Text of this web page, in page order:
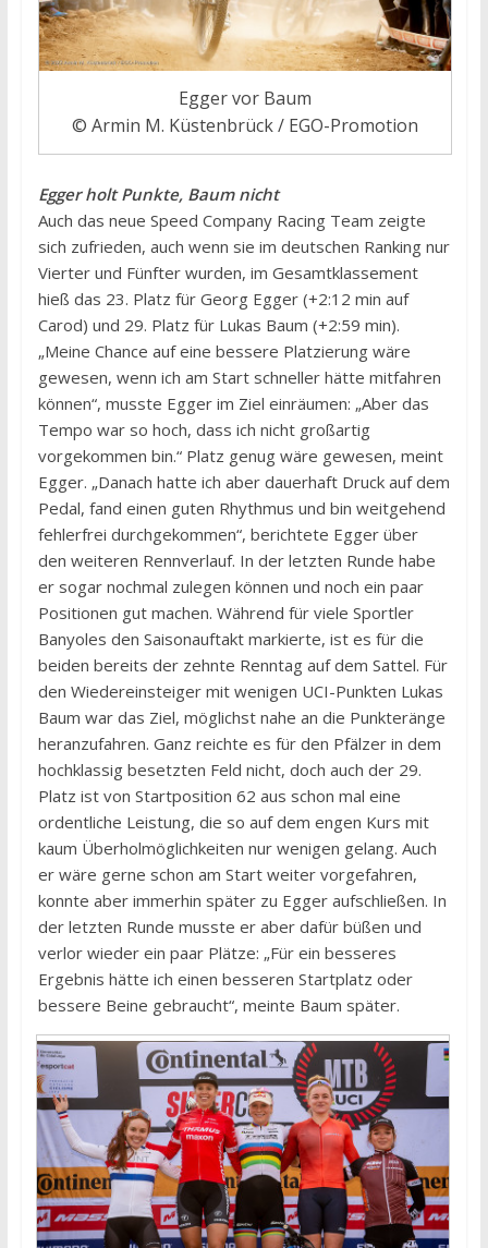
Egger vor Baum
© Armin M. Küstenbrück / EGO-Promotion
Egger holt Punkte, Baum nicht
Auch das neue Speed Company Racing Team zeigte
sich zufrieden, auch wenn sie im deutschen Ranking nur
Vierter und Fünfter wurden, im Gesamtklassement
hieß das 23. Platz für Georg Egger (+2:12 min auf
Carod) und 29. Platz für Lukas Baum (+2:59 min).
„Meine Chance auf eine bessere Platzierung wäre
gewesen, wenn ich am Start schneller hätte mitfahren
können“, musste Egger im Ziel einräumen: „Aber das
Tempo war so hoch, dass ich nicht großartig
vorgekommen bin.“ Platz genug wäre gewesen, meint
Egger. „Danach hatte ich aber dauerhaft Druck auf dem
Pedal, fand einen guten Rhythmus und bin weitgehend
fehlerfrei durchgekommen“, berichtete Egger über
den weiteren Rennverlauf. In der letzten Runde habe
er sogar nochmal zulegen können und noch ein paar
Positionen gut machen. Während für viele Sportler
Banyoles den Saisonauftakt markierte, ist es für die
beiden bereits der zehnte Renntag auf dem Sattel. Für
den Wiedereinsteiger mit wenigen UCI-Punkten Lukas
Baum war das Ziel, möglichst nahe an die Punkteränge
heranzufahren. Ganz reichte es für den Pfälzer in dem
hochklassig besetzten Feld nicht, doch auch der 29.
Platz ist von Startposition 62 aus schon mal eine
ordentliche Leistung, die so auf dem engen Kurs mit
kaum Überholmöglichkeiten nur wenigen gelang. Auch
er wäre gerne schon am Start weiter vorgefahren,
konnte aber immerhin später zu Egger aufschließen. In
der letzten Runde musste er aber dafür büßen und
verlor wieder ein paar Plätze: „Für ein besseres
Ergebnis hätte ich einen besseren Startplatz oder
bessere Beine gebraucht“, meinte Baum später.